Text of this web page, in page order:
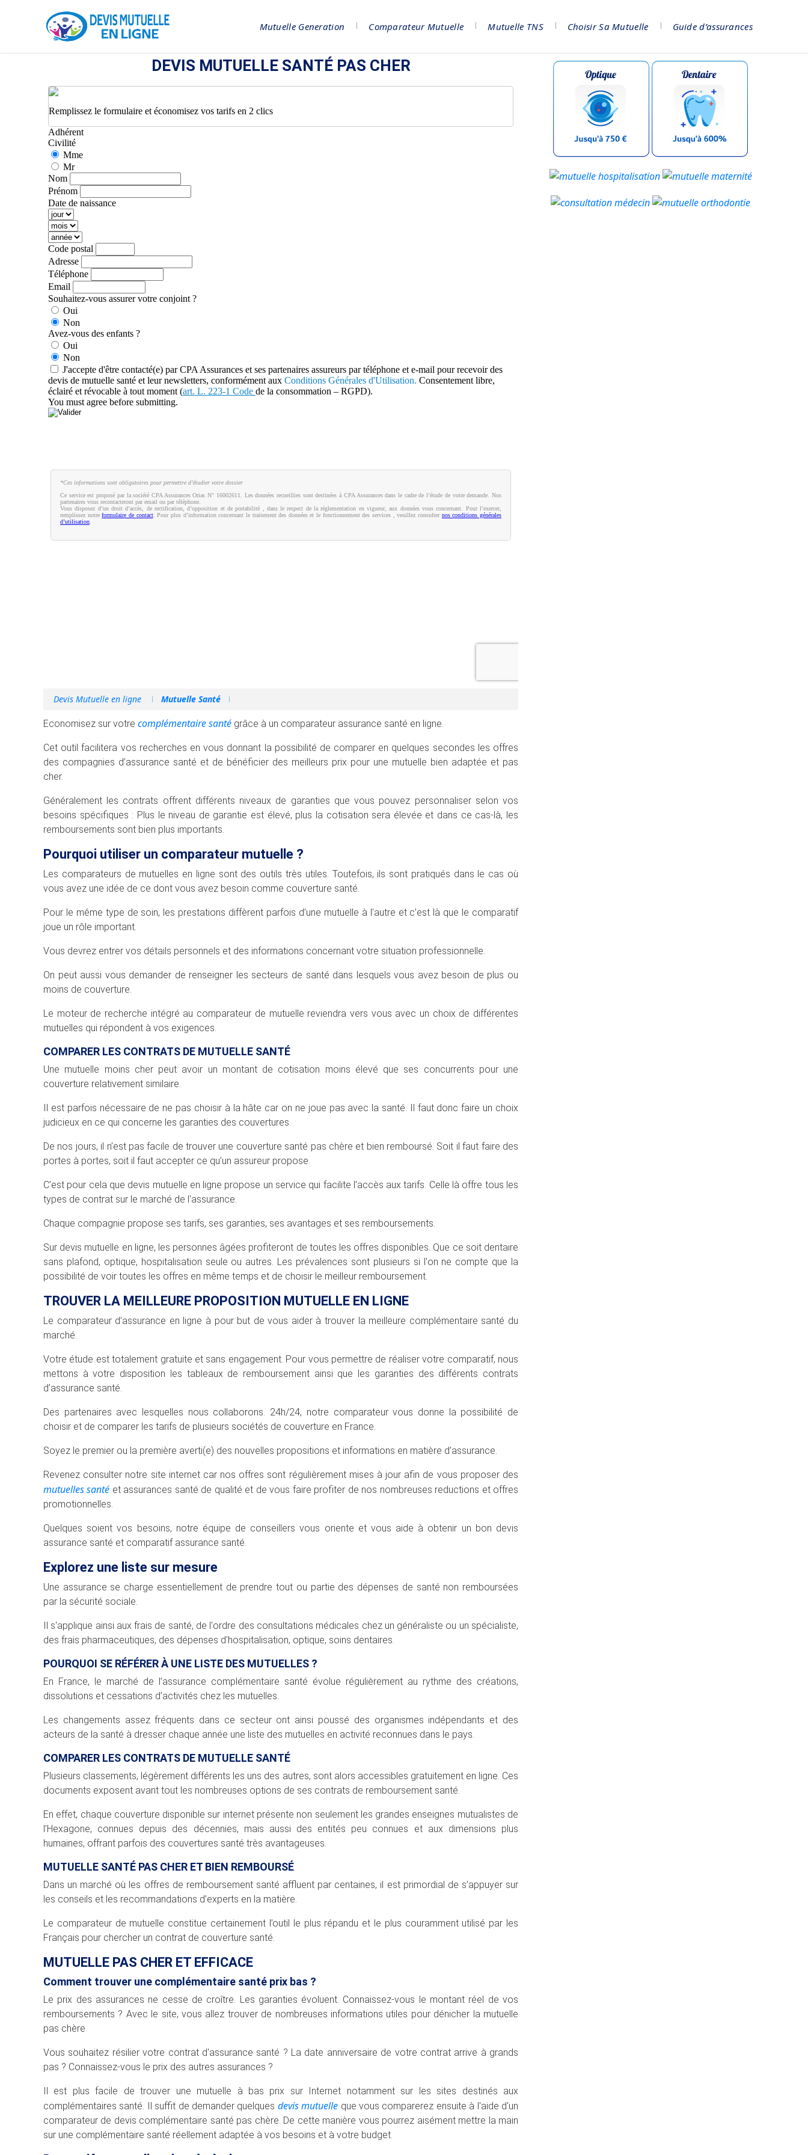
Mutuelle Generation Comparateur Mutuelle Mutuelle TNS Choisir Sa Mutuelle Guide d’assurances​
DEVIS MUTUELLE SANTÉ PAS CHER
Devis Mutuelle en ligne Mutuelle Santé
Economisez sur votre complémentaire santé grâce à un comparateur assurance santé en ligne.
Cet outil facilitera vos recherches en vous donnant la possibilité de comparer en quelques secondes les offres
des compagnies d’assurance santé et de bénéficier des meilleurs prix pour une mutuelle bien adaptée et pas
cher.
Généralement les contrats offrent différents niveaux de garanties que vous pouvez personnaliser selon vos
besoins spécifiques : Plus le niveau de garantie est élevé, plus la cotisation sera élevée et dans ce cas-là, les
remboursements sont bien plus importants.
Pourquoi utiliser un comparateur mutuelle ?
Les comparateurs de mutuelles en ligne sont des outils très utiles. Toutefois, ils sont pratiqués dans le cas où
vous avez une idée de ce dont vous avez besoin comme couverture santé.
Pour le même type de soin, les prestations diffèrent parfois d’une mutuelle à l’autre et c’est là que le comparatif
joue un rôle important.
Vous devrez entrer vos détails personnels et des informations concernant votre situation professionnelle.
On peut aussi vous demander de renseigner les secteurs de santé dans lesquels vous avez besoin de plus ou
moins de couverture.
Le moteur de recherche intégré au comparateur de mutuelle reviendra vers vous avec un choix de différentes
mutuelles qui répondent à vos exigences.
COMPARER LES CONTRATS DE MUTUELLE SANTÉ
Une mutuelle moins cher peut avoir un montant de cotisation moins élevé que ses concurrents pour une
couverture relativement similaire.
Il est parfois nécessaire de ne pas choisir à la hâte car on ne joue pas avec la santé. Il faut donc faire un choix
judicieux en ce qui concerne les garanties des couvertures.
De nos jours, il n’est pas facile de trouver une couverture santé pas chère et bien remboursé. Soit il faut faire des
portes à portes, soit il faut accepter ce qu’un assureur propose.
C’est pour cela que devis mutuelle en ligne propose un service qui facilite l’accès aux tarifs. Celle là offre tous les
types de contrat sur le marché de l'assurance.
Chaque compagnie propose ses tarifs, ses garanties, ses avantages et ses remboursements.
Sur devis mutuelle en ligne, les personnes âgées profiteront de toutes les offres disponibles. Que ce soit dentaire
sans plafond, optique, hospitalisation seule ou autres. Les prévalences sont plusieurs si l'on ne compte que la
possibilité de voir toutes les offres en même temps et de choisir le meilleur remboursement.
TROUVER LA MEILLEURE PROPOSITION MUTUELLE EN LIGNE
Le comparateur d’assurance en ligne à pour but de vous aider à trouver la meilleure complémentaire santé du
marché.
Votre étude est totalement gratuite et sans engagement. Pour vous permettre de réaliser votre comparatif, nous
mettons à votre disposition les tableaux de remboursement ainsi que les garanties des différents contrats
d’assurance santé.
Des partenaires avec lesquelles nous collaborons. 24h/24, notre comparateur vous donne la possibilité de
choisir et de comparer les tarifs de plusieurs sociétés de couverture en France.
Soyez le premier ou la première averti(e) des nouvelles propositions et informations en matière d’assurance.
Revenez consulter notre site internet car nos offres sont régulièrement mises à jour afin de vous proposer des
mutuelles santé et assurances santé de qualité et de vous faire profiter de nos nombreuses reductions et offres
promotionnelles.
Quelques soient vos besoins, notre équipe de conseillers vous oriente et vous aide à obtenir un bon devis
assurance santé et comparatif assurance santé.
Explorez une liste sur mesure
Une assurance se charge essentiellement de prendre tout ou partie des dépenses de santé non remboursées
par la sécurité sociale.
Il s'applique ainsi aux frais de santé, de l'ordre des consultations médicales chez un généraliste ou un spécialiste,
des frais pharmaceutiques, des dépenses d'hospitalisation, optique, soins dentaires.
POURQUOI SE RÉFÉRER À UNE LISTE DES MUTUELLES ?
En France, le marché de l’assurance complémentaire santé évolue régulièrement au rythme des créations,
dissolutions et cessations d’activités chez les mutuelles.
Les changements assez fréquents dans ce secteur ont ainsi poussé des organismes indépendants et des
acteurs de la santé à dresser chaque année une liste des mutuelles en activité reconnues dans le pays.
COMPARER LES CONTRATS DE MUTUELLE SANTÉ
Plusieurs classements, légèrement différents les uns des autres, sont alors accessibles gratuitement en ligne. Ces
documents exposent avant tout les nombreuses options de ses contrats de remboursement santé.
En effet, chaque couverture disponible sur internet présente non seulement les grandes enseignes mutualistes de
l’Hexagone, connues depuis des décennies, mais aussi des entités peu connues et aux dimensions plus
humaines, offrant parfois des couvertures santé très avantageuses.
MUTUELLE SANTÉ PAS CHER ET BIEN REMBOURSÉ
Dans un marché où les offres de remboursement santé affluent par centaines, il est primordial de s’appuyer sur
les conseils et les recommandations d’experts en la matière.
Le comparateur de mutuelle constitue certainement l’outil le plus répandu et le plus couramment utilisé par les
Français pour chercher un contrat de couverture santé.
MUTUELLE PAS CHER ET EFFICACE
Comment trouver une complémentaire santé prix bas ?
Le prix des assurances ne cesse de croître. Les garanties évoluent. Connaissez-vous le montant réel de vos
remboursements ? Avec le site, vous allez trouver de nombreuses informations utiles pour dénicher la mutuelle
pas chère
Vous souhaitez résilier votre contrat d'assurance santé ? La date anniversaire de votre contrat arrive à grands
pas ? Connaissez-vous le prix des autres assurances ?
Il est plus facile de trouver une mutuelle à bas prix sur Internet notamment sur les sites destinés aux
complémentaires santé. Il suffit de demander quelques devis mutuelle que vous comparerez ensuite à l'aide d'un
comparateur de devis complémentaire santé pas chère. De cette manière vous pourrez aisément mettre la main
sur une complémentaire santé réellement adaptée à vos besoins et à votre budget.